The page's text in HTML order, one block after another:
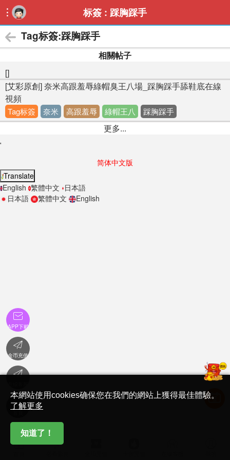
 标簽 : 踩胸踩手
Tag标簽:踩胸踩手
相關帖子
[]
[艾彩原創] 奈米高跟羞辱綠帽臭王八場_踩胸踩手舔鞋底在線
視頻
Tag标簽 奈米 高跟羞辱 綠帽王八 踩胸踩手
更多...
'
简体中文版
Translate
English 繁體中文 日本語
日本語
繁體中文 English
本網站使用cookies确保您在我們的網站上獲得最佳體驗。
了解更多
知道了！

APP下載

金币充值


 